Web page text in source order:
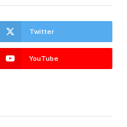
Twitter
YouTube